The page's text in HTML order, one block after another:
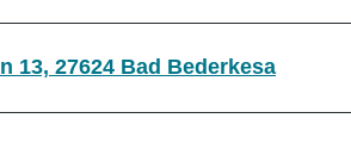
13, 27624 Bad Bederkesa